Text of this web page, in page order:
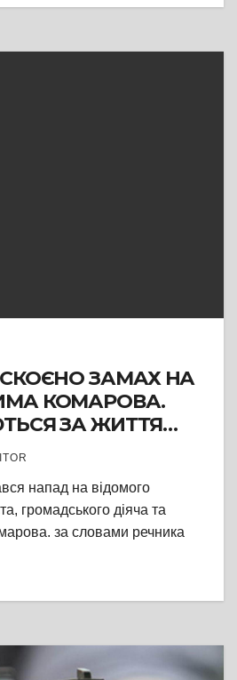
ЗАМАХ НА
КОМАРОВА.
ЗА ЖИТТЯ
АКТИВІСТА
напад на відомого
громадського діяча та
за словами речника